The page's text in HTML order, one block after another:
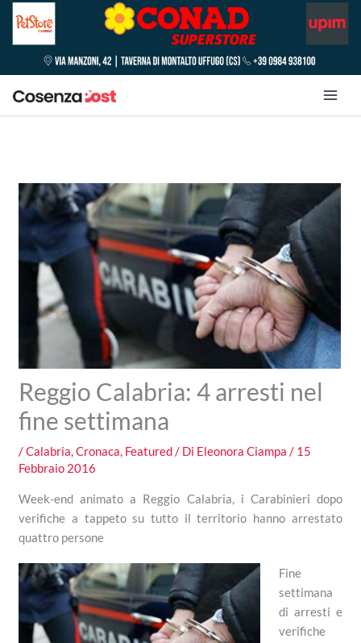
Reggio Calabria: 4 arresti nel
fine settimana
/Calabria,Cronaca, Featured/ Di Eleonora Ciampa/ 15
Febbraio 2016
Week-end animato a Reggio Calabria, i Carabinieri dopo
verifiche a tappeto su tutto il territorio hanno arrestato
quattro persone
Fine
settimana
di arresti e
verifiche